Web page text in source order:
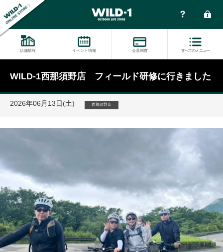
店舗情報 イベント情報 会員制度 すべてのメニュー
WILD-1西那須野店 フィールド研修に行きました
2026年06月13日(土) 西那須野店